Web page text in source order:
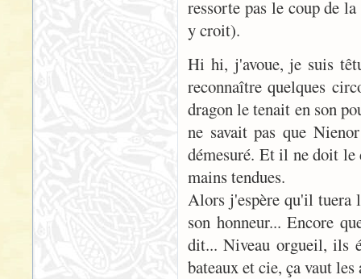
ressorte pas le coup de
y croit).
Hi hi, j'avoue, je suis
reconnaître quelques
dragon le tenait en son
ne savait pas que
démesuré. Et il ne doit le
mains tendues.
Alors j'espère qu'il tuera
son honneur... Encore
dit... Niveau orgueil, ils
bateaux et cie, ça vaut